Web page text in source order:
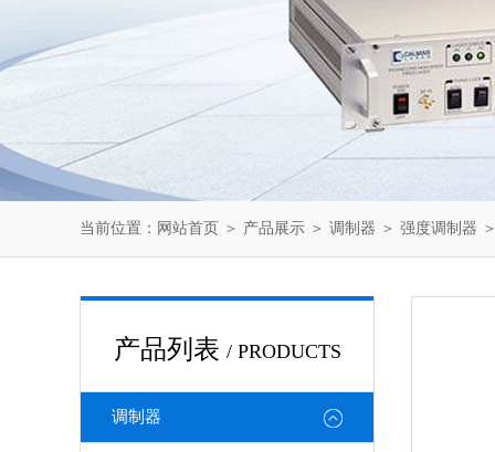
当前位置： 网站首页 ＞ 产品展示 ＞ 调制器 ＞ 强度调制器
产品列表 / PRODUCTS
调制器